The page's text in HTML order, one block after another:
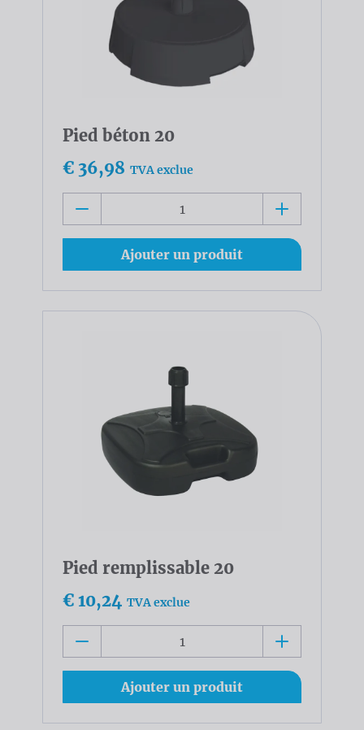
Pied béton 20
€ 36,98 TVA exclue
Ajouter un produit
Pied remplissable 20
€ 10,24 TVA exclue
Ajouter un produit